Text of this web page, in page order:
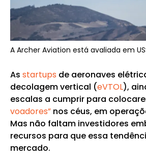
A Archer Aviation está avaliada em
As startups de aeronaves
decolagem vertical (eVTOL),
escalas a cumprir para
voadores”nos céus, em
Mas não faltam investidores
recursos para que essa
mercado.